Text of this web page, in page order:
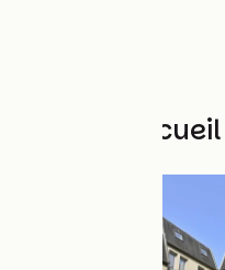
Andere